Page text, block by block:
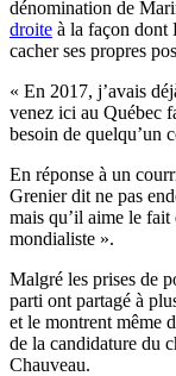
dénomination de
droite à la façon dont
cacher ses propres
« En 2017, j’avais
venez ici au Québec
besoin de quelqu’un
En réponse à un
Grenier dit ne pas
mais qu’il aime le
mondialiste ».
Malgré les prises de
parti ont partagé à
et le montrent même
de la candidature du
Chauveau.